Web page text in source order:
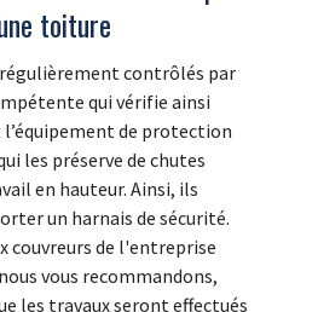
toiture
contrôlés par
qui vérifie ainsi
de protection
les préserve de chutes
en hauteur. Ainsi, ils
un harnais de sécurité.
couvreurs de l'entreprise
vous recommandons,
les travaux seront effectués